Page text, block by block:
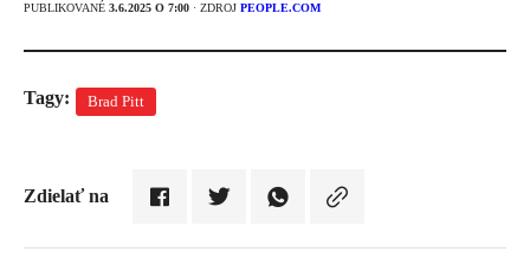
PUBLIKOVANÉ 3.6.2025 O 7:00 · ZDROJ PEOPLE.COM
Tagy: Brad Pitt
Zdielať na